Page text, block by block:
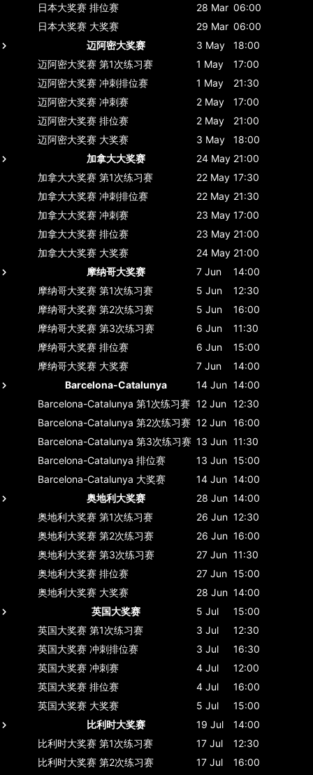
日本大奖赛 排位赛 28 Mar 06:00
日本大奖赛 大奖赛 29 Mar 06:00
迈阿密大奖赛
3 May
18:00
迈阿密大奖赛 第1次练习赛 1 May
17:00
迈阿密大奖赛 冲刺排位赛 1 May
21:30
迈阿密大奖赛 冲刺赛 2 May
17:00
迈阿密大奖赛 排位赛 2 May
21:00
迈阿密大奖赛 大奖赛 3 May
18:00
加拿大大奖赛
24 May 21:00
加拿大大奖赛 第1次练习赛 22 May 17:30
加拿大大奖赛 冲刺排位赛 22 May 21:30
加拿大大奖赛 冲刺赛 23 May 17:00
加拿大大奖赛 排位赛 23 May 21:00
加拿大大奖赛 大奖赛 24 May 21:00
摩纳哥大奖赛
7 Jun
14:00
摩纳哥大奖赛 第1次练习赛 5 Jun
12:30
摩纳哥大奖赛 第2次练习赛 5 Jun
16:00
摩纳哥大奖赛 第3次练习赛 6 Jun
11:30
摩纳哥大奖赛 排位赛 6 Jun
15:00
摩纳哥大奖赛 大奖赛 7 Jun
14:00
Barcelona-Catalunya
14 Jun 14:00
Barcelona-Catalunya 第1次练习赛 12 Jun 12:30
Barcelona-Catalunya 第2次练习赛 12 Jun 16:00
Barcelona-Catalunya 第3次练习赛 13 Jun 11:30
Barcelona-Catalunya 排位赛 13 Jun 15:00
Barcelona-Catalunya 大奖赛 14 Jun 14:00
奥地利大奖赛
28 Jun 14:00
奥地利大奖赛 第1次练习赛 26 Jun 12:30
奥地利大奖赛 第2次练习赛 26 Jun 16:00
奥地利大奖赛 第3次练习赛 27 Jun 11:30
奥地利大奖赛 排位赛 27 Jun 15:00
奥地利大奖赛 大奖赛 28 Jun 14:00
英国大奖赛
5 Jul
15:00
英国大奖赛 第1次练习赛 3 Jul
12:30
英国大奖赛 冲刺排位赛 3 Jul
16:30
英国大奖赛 冲刺赛 4 Jul
12:00
英国大奖赛 排位赛 4 Jul
16:00
英国大奖赛 大奖赛 5 Jul
15:00
比利时大奖赛
19 Jul
14:00
比利时大奖赛 第1次练习赛 17 Jul
12:30
比利时大奖赛 第2次练习赛 17 Jul
16:00